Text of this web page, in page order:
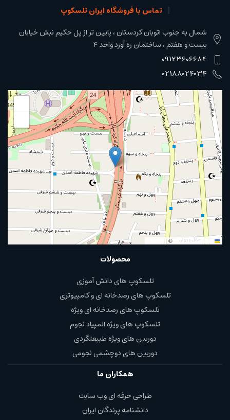
تماس با فروشگاه ایران تلسکوپ
شمال به جنوب اتوبان کردستان ، پایین تر از پل حکیم نبش خیابان
بیست و هفتم ، ساختمان ره آورد واحد 4
09123606684
02188024034
| © OpenStreetMap
محصولات
تلسکوپ های دانش آموزی
تلسکوپ های رصدخانه ای و کامپیوتری
تلسکوپ های رصدخانه ای ویژه
تلسکوپ های ویژه المپیاد نجوم
دوربین های ویژه طبیعتگردی
دوربین های دوچشمی نجومی
همکاران ما
طراحی حرفه ای وب سایت
دانشنامه پرندگان ایران